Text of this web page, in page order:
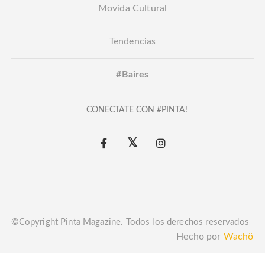
Movida Cultural
Tendencias
#Baires
CONECTATE CON #PINTA!
©Copyright Pinta Magazine. Todos los derechos reservados
Hecho por Wachö